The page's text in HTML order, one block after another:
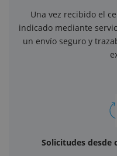
Una vez recibido el
indicado mediante
un envío seguro y
Solicitudes desde